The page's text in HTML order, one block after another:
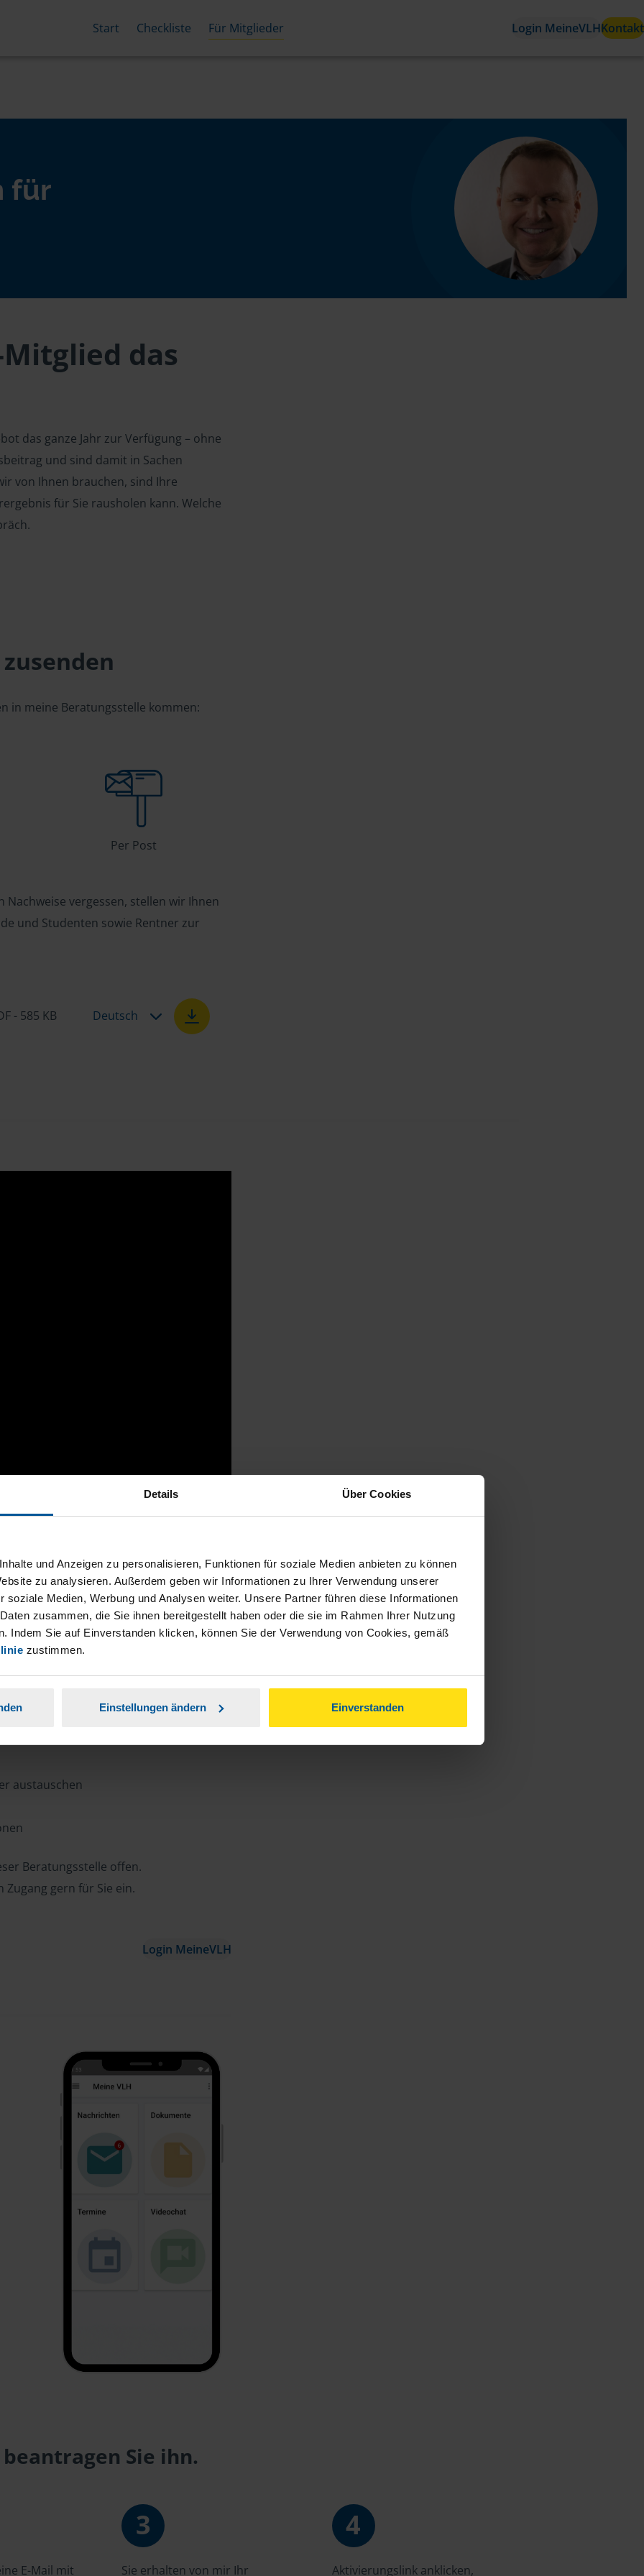
Details Über Cookies
und Anzeigen zu personalisieren, Funktionen für soziale Medien anbieten zu können
zu analysieren. Außerdem geben wir Informationen zu Ihrer Verwendung unserer
soziale Medien, Werbung und Analysen weiter. Unsere Partner führen diese Informationen
zusammen, die Sie ihnen bereitgestellt haben oder die sie im Rahmen Ihrer Nutzung
Indem Sie auf Einverstanden klicken, können Sie der Verwendung von Cookies, gemäß
zustimmen.
Einstellungen ändern Einverstanden
Start Checkliste Für Mitglieder Login MeineVLHKontakt
für
das
das ganze Jahr zur Verfügung – ohne
und sind damit in Sachen
von Ihnen brauchen, sind Ihre
für Sie rausholen kann. Welche
in meine Beratungsstelle kommen:
Per Post
vergessen, stellen wir Ihnen
und Studenten sowie Rentner zur
- 585 KB Deutsch
Zeit und Porto sparen und jederzeit
austauschen
Beratungsstelle offen.
gern für Sie ein.
Login MeineVLH
Sie ihn.
E-Mail mit
3
Sie erhalten von mir Ihr
4
Aktivierungslink anklicken,